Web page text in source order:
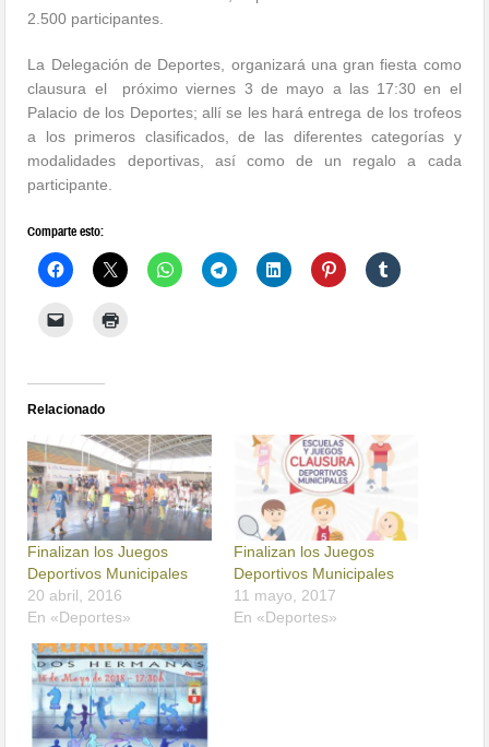
2.500 participantes.
La Delegación de Deportes, organizará una gran fiesta como
clausura el próximo viernes 3 de mayo a las 17:30 en el
Palacio de los Deportes; allí se les hará entrega de los trofeos
a los primeros clasificados, de las diferentes categorías y
modalidades deportivas, así como de un regalo a cada
participante.
Comparte esto:
Relacionado
Finalizan los Juegos
Deportivos Municipales
20 abril, 2016
En «Deportes»
Finalizan los Juegos
Deportivos Municipales
11 mayo, 2017
En «Deportes»